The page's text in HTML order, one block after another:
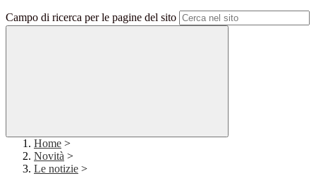
Campo di ricerca per le pagine del sito
Home >
Novità >
Le notizie >